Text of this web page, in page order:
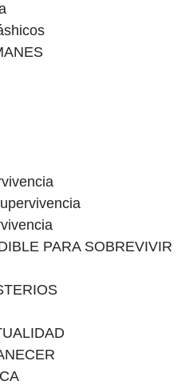
PARA SOBREVIVIR